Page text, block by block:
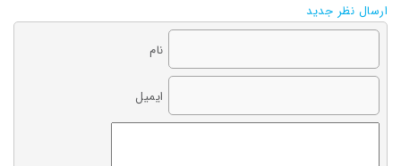
ارسال نظر جدید
نام
ایمیل